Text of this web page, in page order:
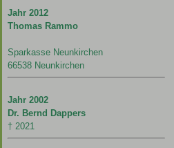
Jahr 2012
Thomas Rammo
Sparkasse Neunkirchen
66538 Neunkirchen
Jahr 2002
Dr. Bernd Dappers
† 2021